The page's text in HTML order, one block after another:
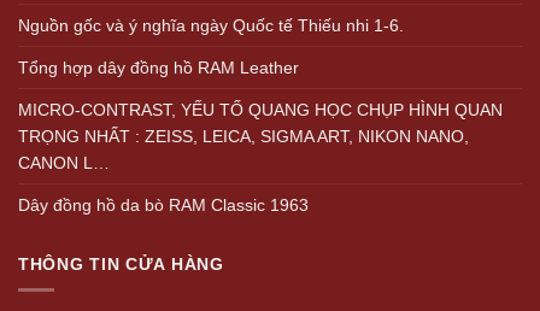
Nguồn gốc và ý nghĩa ngày Quốc tế Thiếu nhi 1-6.
Tổng hợp dây đồng hồ RAM Leather
MICRO-CONTRAST, YẾU TỐ QUANG HỌC CHỤP HÌNH QUAN
TRỌNG NHẤT : ZEISS, LEICA, SIGMA ART, NIKON NANO,
CANON L…
Dây đồng hồ da bò RAM Classic 1963
THÔNG TIN CỬA HÀNG